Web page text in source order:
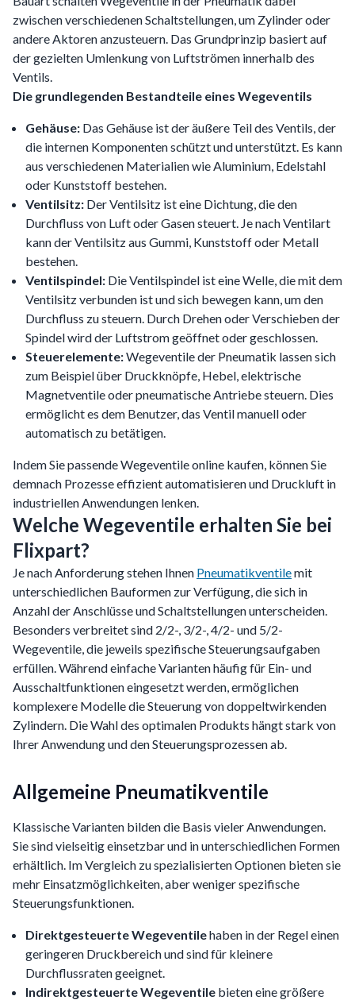
zwischen verschiedenen Schaltstellungen, um Zylinder oder
andere Aktoren anzusteuern. Das Grundprinzip basiert auf
der gezielten Umlenkung von Luftströmen innerhalb des
Ventils.
Die grundlegenden Bestandteile eines Wegeventils
Gehäuse: Das Gehäuse ist der äußere Teil des Ventils, der
die internen Komponenten schützt und unterstützt. Es kann
aus verschiedenen Materialien wie Aluminium, Edelstahl
oder Kunststoff bestehen.
Ventilsitz: Der Ventilsitz ist eine Dichtung, die den
Durchfluss von Luft oder Gasen steuert. Je nach Ventilart
kann der Ventilsitz aus Gummi, Kunststoff oder Metall
bestehen.
Ventilspindel: Die Ventilspindel ist eine Welle, die mit dem
Ventilsitz verbunden ist und sich bewegen kann, um den
Durchfluss zu steuern. Durch Drehen oder Verschieben der
Spindel wird der Luftstrom geöffnet oder geschlossen.
Steuerelemente:Wegeventile der Pneumatik lassen sich
zum Beispiel über Druckknöpfe, Hebel, elektrische
Magnetventile oder pneumatische Antriebe steuern. Dies
ermöglicht es dem Benutzer, das Ventil manuell oder
automatisch zu betätigen.
Indem Sie passende Wegeventile online kaufen, können Sie
demnach Prozesse effizient automatisieren und Druckluft in
industriellen Anwendungen lenken.
Welche Wegeventile erhalten Sie bei
Flixpart?
Je nach Anforderung stehen Ihnen Pneumatikventilemit
unterschiedlichen Bauformen zur Verfügung, die sich in
Anzahl der Anschlüsse und Schaltstellungen unterscheiden.
Besonders verbreitet sind 2/2-, 3/2-, 4/2- und 5/2-
Wegeventile, die jeweils spezifische Steuerungsaufgaben
erfüllen. Während einfache Varianten häufig für Ein- und
Ausschaltfunktionen eingesetzt werden, ermöglichen
komplexere Modelle die Steuerung von doppeltwirkenden
Zylindern. Die Wahl des optimalen Produkts hängt stark von
Ihrer Anwendung und den Steuerungsprozessen ab.
Allgemeine Pneumatikventile
Klassische Varianten bilden die Basis vieler Anwendungen.
Sie sind vielseitig einsetzbar und in unterschiedlichen Formen
erhältlich. Im Vergleich zu spezialisierten Optionen bieten sie
mehr Einsatzmöglichkeiten, aber weniger spezifische
Steuerungsfunktionen.
Direktgesteuerte Wegeventilehaben in der Regel einen
geringeren Druckbereich und sind für kleinere
Durchflussraten geeignet.
Indirektgesteuerte Wegeventile bieten eine größere